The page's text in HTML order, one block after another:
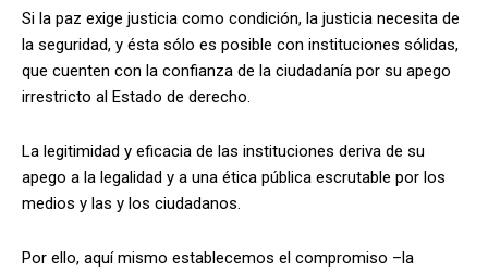
Si la paz exige justicia como condición, la justicia necesita de
la seguridad, y ésta sólo es posible con instituciones sólidas,
que cuenten con la confianza de la ciudadanía por su apego
irrestricto al Estado de derecho.
La legitimidad y eficacia de las instituciones deriva de su
apego a la legalidad y a una ética pública escrutable por los
medios y las y los ciudadanos.
Por ello, aquí mismo establecemos el compromiso –la